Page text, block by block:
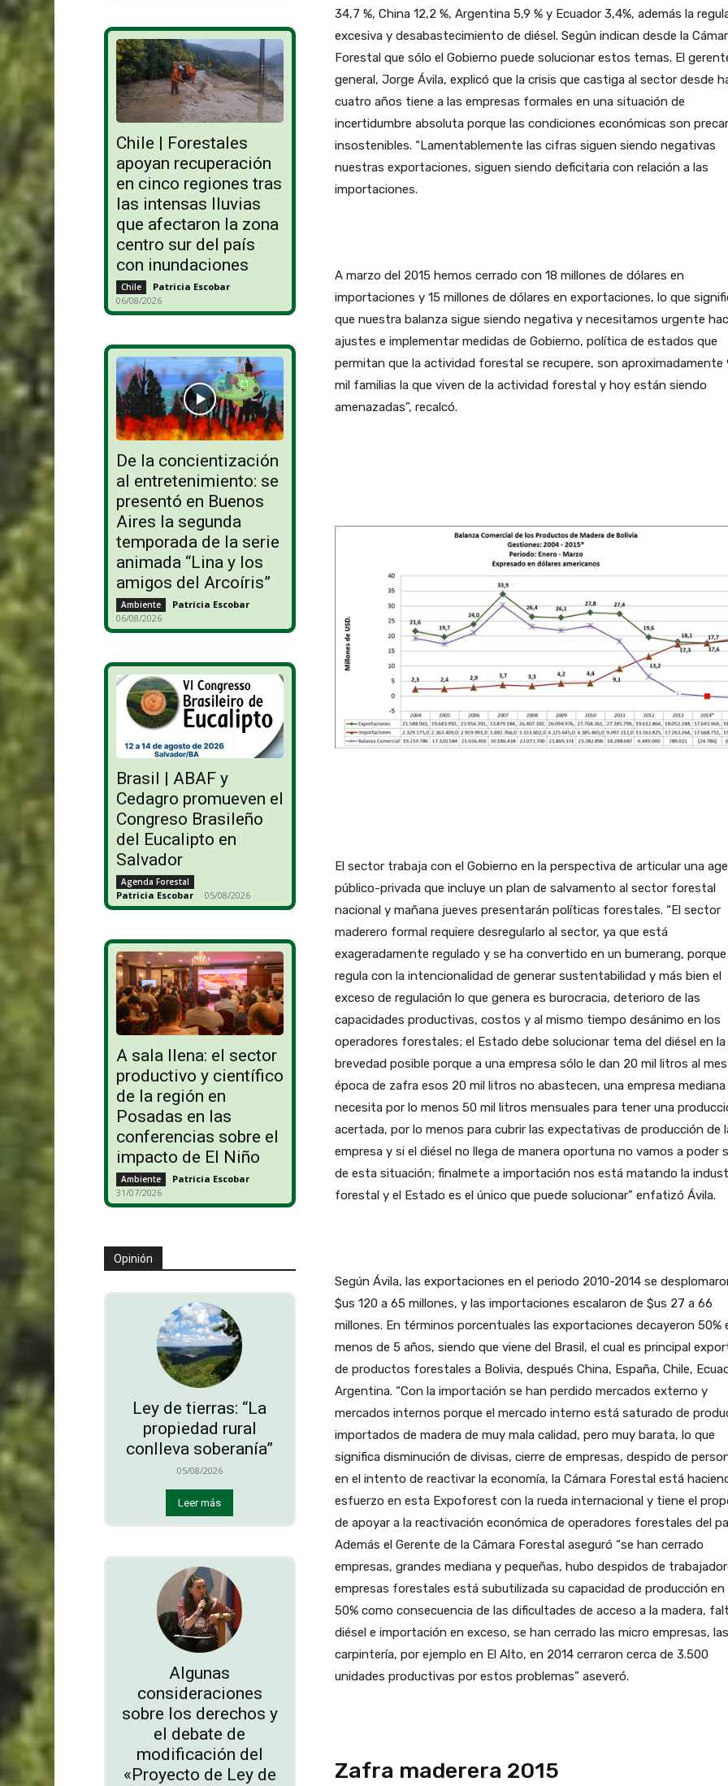
Chile | Forestales
apoyan recuperación
en cinco regiones tras
las intensas lluvias
que afectaron la zona
centro sur del país
con inundaciones
Chile Patricia Escobar -
06/08/2026
De la concientización
al entretenimiento: se
presentó en Buenos
Aires la segunda
temporada de la serie
animada “Lina y los
amigos del Arcoíris”
Ambiente Patricia Escobar -
06/08/2026
Brasil | ABAF y
Cedagro promueven el
Congreso Brasileño
del Eucalipto en
Salvador
Agenda Forestal
Patricia Escobar - 05/08/2026
A sala llena: el sector
productivo y científico
de la región en
Posadas en las
conferencias sobre el
impacto de El Niño
Ambiente Patricia Escobar -
31/07/2026
Opinión
Ley de tierras: “La
propiedad rural
conlleva soberanía”
05/08/2026
Leer más
Algunas
consideraciones
sobre los derechos y
el debate de
modificación del
«Proyecto de Ley de
34,7 %, China 12,2 %, Argentina 5,9 % y Ecuador 3,4%, además la
excesiva y desabastecimiento de diésel. Según indican desde la
Forestal que sólo el Gobierno puede solucionar estos temas. El
general, Jorge Ávila, explicó que la crisis que castiga al sector desde
cuatro años tiene a las empresas formales en una situación de
incertidumbre absoluta porque las condiciones económicas son
insostenibles. “Lamentablemente las cifras siguen siendo negativas
nuestras exportaciones, siguen siendo deficitaria con relación a las
importaciones.
A marzo del 2015 hemos cerrado con 18 millones de dólares en
importaciones y 15 millones de dólares en exportaciones, lo que
que nuestra balanza sigue siendo negativa y necesitamos urgente
ajustes e implementar medidas de Gobierno, política de estados que
permitan que la actividad forestal se recupere, son aproximadamente
mil familias la que viven de la actividad forestal y hoy están siendo
amenazadas”, recalcó.
El sector trabaja con el Gobierno en la perspectiva de articular una
público-privada que incluye un plan de salvamento al sector forestal
nacional y mañana jueves presentarán políticas forestales. “El sector
maderero formal requiere desregularlo al sector, ya que está
exageradamente regulado y se ha convertido en un bumerang,
regula con la intencionalidad de generar sustentabilidad y más bien el
exceso de regulación lo que genera es burocracia, deterioro de las
capacidades productivas, costos y al mismo tiempo desánimo en los
operadores forestales; el Estado debe solucionar tema del diésel en la
brevedad posible porque a una empresa sólo le dan 20 mil litros al
época de zafra esos 20 mil litros no abastecen, una empresa mediana
necesita por lo menos 50 mil litros mensuales para tener una
acertada, por lo menos para cubrir las expectativas de producción de
empresa y si el diésel no llega de manera oportuna no vamos a poder
de esta situación; finalmete a importación nos está matando la
forestal y el Estado es el único que puede solucionar” enfatizó Ávila.
Según Ávila, las exportaciones en el periodo 2010-2014 se
$us 120 a 65 millones, y las importaciones escalaron de $us 27 a 66
millones. En términos porcentuales las exportaciones decayeron 50%
menos de 5 años, siendo que viene del Brasil, el cual es principal
de productos forestales a Bolivia, después China, España, Chile,
Argentina. “Con la importación se han perdido mercados externo y
mercados internos porque el mercado interno está saturado de
importados de madera de muy mala calidad, pero muy barata, lo que
significa disminución de divisas, cierre de empresas, despido de
en el intento de reactivar la economía, la Cámara Forestal está
esfuerzo en esta Expoforest con la rueda internacional y tiene el
de apoyar a la reactivación económica de operadores forestales del
Además el Gerente de la Cámara Forestal aseguró “se han cerrado
empresas, grandes mediana y pequeñas, hubo despidos de
empresas forestales está subutilizada su capacidad de producción en
50% como consecuencia de las dificultades de acceso a la madera,
diésel e importación en exceso, se han cerrado las micro empresas, las
carpintería, por ejemplo en El Alto, en 2014 cerraron cerca de 3.500
unidades productivas por estos problemas” aseveró.
Zafra maderera 2015